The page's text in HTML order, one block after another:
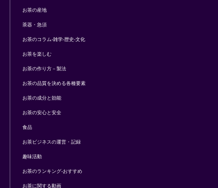
お茶の産地
茶器・急須
お茶のコラム-雑学-歴史-文化
お茶を楽しむ
お茶の作り方－製法
お茶の品質を決める各種要素
お茶の成分と効能
お茶の安心と安全
食品
お茶ビジネスの運営・記録
趣味活動
お茶のランキング-おすすめ
お茶に関する動画